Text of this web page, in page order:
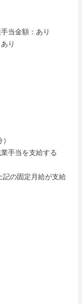
当金額：あり
り
手当を支給する
の固定月給が支給